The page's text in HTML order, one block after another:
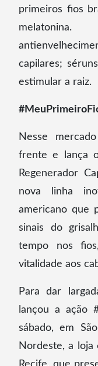
primeiros fios
capilares;
estimular a raiz.
Nesse
frente e lança
Regenerador
nova linha
americano que
sinais do
tempo nos
vitalidade aos
Para dar
lançou a ação
sábado, em
Nordeste, a loja
Recife, que